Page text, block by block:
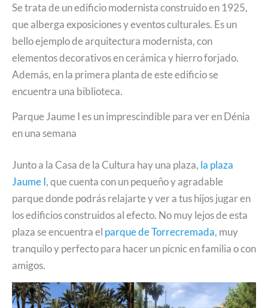
Se trata de un edificio modernista construido en 1925,
que alberga exposiciones y eventos culturales. Es un
bello ejemplo de arquitectura modernista, con
elementos decorativos en cerámica y hierro forjado.
Además, en la primera planta de este edificio se
encuentra una biblioteca.
Parque Jaume I es un imprescindible para ver en Dénia
en una semana
Junto a la Casa de la Cultura hay una plaza, la plaza
Jaume I, que cuenta con un pequeño y agradable
parque donde podrás relajarte y ver a tus hijos jugar en
los edificios construidos al efecto. No muy lejos de esta
plaza se encuentra el parque de Torrecremada, muy
tranquilo y perfecto para hacer un picnic en familia o con
amigos.